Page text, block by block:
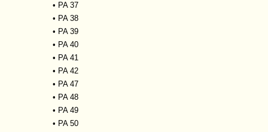
• PA 37
• PA 38
• PA 39
• PA 40
• PA 41
• PA 42
• PA 47
• PA 48
• PA 49
• PA 50